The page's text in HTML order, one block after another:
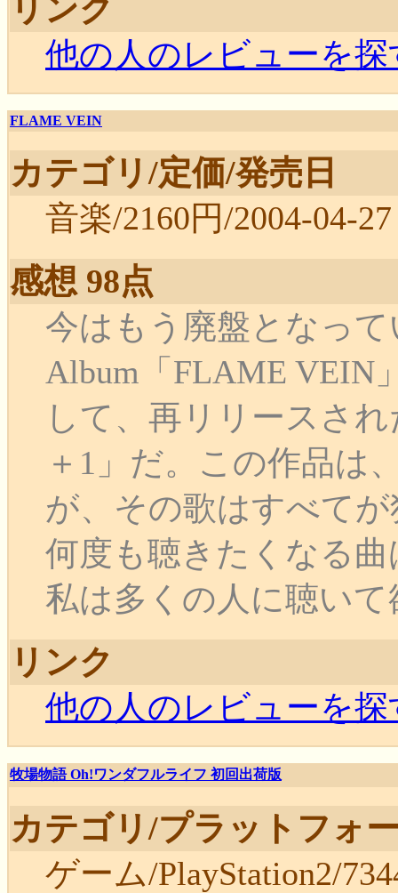
リンク
他の人のレビューを探
FLAME VEIN
カテゴリ/定価/発売日
音楽/2160円/2004-04-27
感想 98点
今はもう廃盤となって
Album「FLAME VEIN
して、再リリースさ
＋1」だ。この作品は
が、その歌はすべて
何度も聴きたくなる
私は多くの人に聴いて
リンク
他の人のレビューを探
牧場物語 Oh!ワンダフルライフ 初回出荷版
カテゴリ/プラットフォ
ゲーム/PlayStation2/